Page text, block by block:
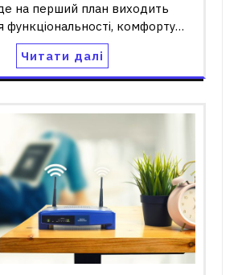
де на перший план виходить
функціональності, комфорту…
Читати далі